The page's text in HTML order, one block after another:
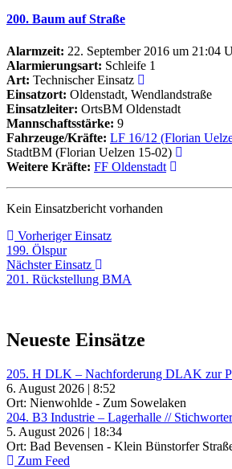
200. Baum auf Straße
Alarmzeit: 22. September 2016 um 21:04
Alarmierungsart: Schleife 1
Art: Technischer Einsatz
Einsatzort: Oldenstadt, Wendlandstraße
Einsatzleiter: OrtsBM Oldenstadt
Mannschaftsstärke: 9
Fahrzeuge/Kräfte: LF 16/12 (Florian
StadtBM (Florian Uelzen 15-02)
Weitere Kräfte: FF Oldenstadt
Kein Einsatzbericht vorhanden
Beitragsnavigation
Vorheriger EinsatzVorheriger
199. Ölspur
Nächster Einsatz
Einsatz:
201. Rückstellung BMA
Neueste Einsätze
205. H DLK – Nachforderung DLAK zur
6. August 2026 | 8:52
Ort: Nienwohlde - Zum Sowelaken
204. B3 Industrie – Lagerhalle //
5. August 2026 | 18:34
Ort: Bad Bevensen - Klein Bünstorfer
Zum Feed